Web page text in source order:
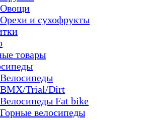
Овощи
Орехи и сухофрукты
товары
Велосипеды
BMX/Trial/Dirt
Велосипеды Fat bike
Горные велосипеды